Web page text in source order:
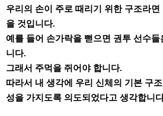
우리의 손이 주로 때리기 위한 구조라
을 것입니다.
예를 들어 손가락을 뻗으면 권투 선수
니다.
그래서 주먹을 쥐어야 합니다.
따라서 내 생각에 우리 신체의 기본 구
성을 가지도록 의도되었다고 생각합니